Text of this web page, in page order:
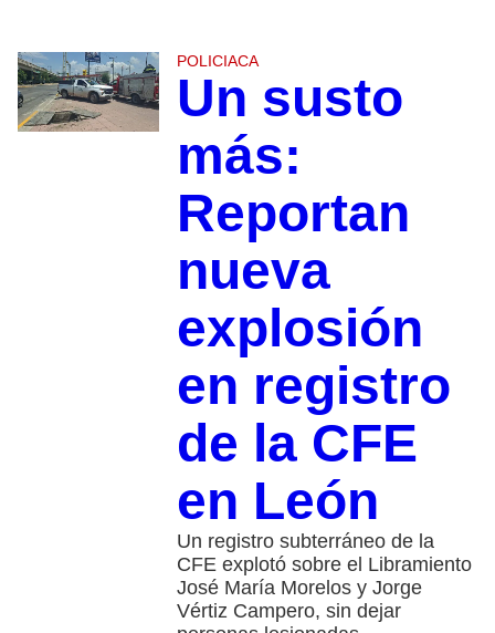
POLICIACA
Un susto
más:
Reportan
nueva
explosión
en registro
de la CFE
en León
Un registro subterráneo de la
CFE explotó sobre el Libramiento
José María Morelos y Jorge
Vértiz Campero, sin dejar